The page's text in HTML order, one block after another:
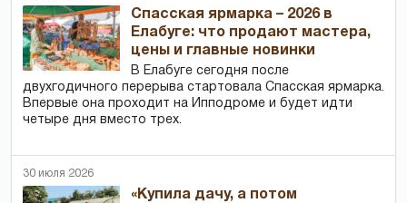
Спасская ярмарка – 2026 в
Елабуге: что продают мастера,
цены и главные новинки
В Елабуге сегодня после
двухгодичного перерыва стартовала Спасская ярмарка.
Впервые она проходит на Ипподроме и будет идти
четыре дня вместо трех.
30 июля 2026
«Купила дачу, а потом